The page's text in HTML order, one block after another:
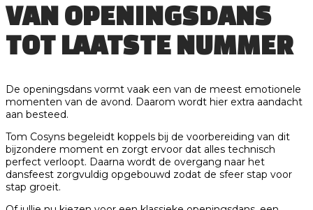
VAN OPENINGSDANS
TOT LAATSTE NUMMER
De openingsdans vormt vaak een van de meest emotionele
momenten van de avond. Daarom wordt hier extra aandacht
aan besteed.
Tom Cosyns begeleidt koppels bij de voorbereiding van dit
bijzondere moment en zorgt ervoor dat alles technisch
perfect verloopt. Daarna wordt de overgang naar het
dansfeest zorgvuldig opgebouwd zodat de sfeer stap voor
stap groeit.